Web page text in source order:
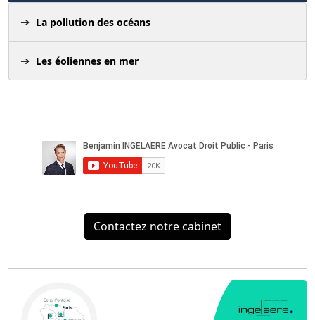
La pollution des océans
Les éoliennes en mer
Contactez notre cabinet